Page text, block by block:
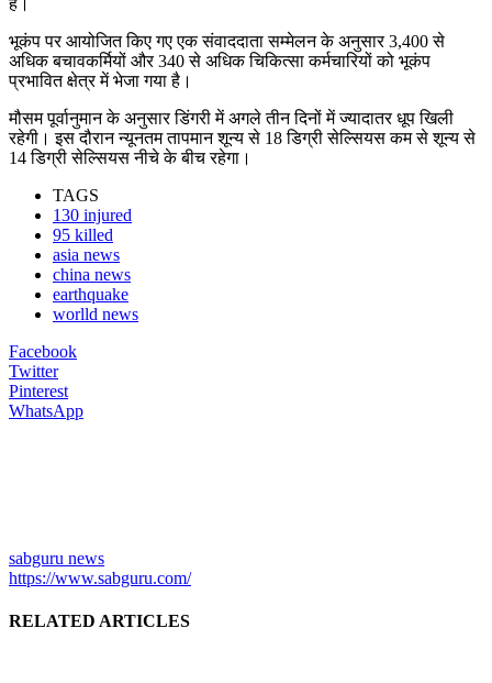
भूकंप पर आयोजित किए गए एक संवाददाता सम्मेलन के अनुसार 3,400 से
अधिक बचावकर्मियों और 340 से अधिक चिकित्सा कर्मचारियों को भूकंप
प्रभावित क्षेत्र में भेजा गया है।
मौसम पूर्वानुमान के अनुसार डिंगरी में अगले तीन दिनों में ज्यादातर धूप खिली
रहेगी। इस दौरान न्यूनतम तापमान शून्य से 18 डिग्री सेल्सियस कम से शून्य से
14 डिग्री सेल्सियस नीचे के बीच रहेगा।
TAGS
130 injured
95 killed
asia news
china news
earthquake
worlld news
Facebook
Twitter
Pinterest
WhatsApp
sabguru news
https://www.sabguru.com/
RELATED ARTICLES